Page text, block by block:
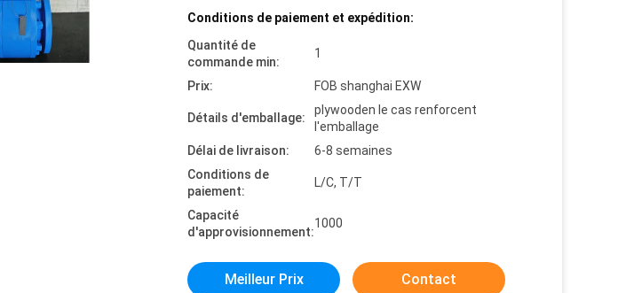
Conditions de paiement et expédition:
Quantité de
commande min:
1
Prix: FOB shanghai EXW
Détails d'emballage:
plywooden le cas renforcent
l'emballage
Délai de livraison:
6-8 semaines
Conditions de
paiement:
L/C, T/T
Capacité
d'approvisionnement:
1000
Meilleur Prix Contact